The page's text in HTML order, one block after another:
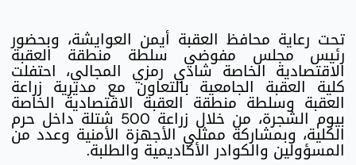
تحت رعاية محافظ العقبة أيمن العوايشة، وبحضور
رئيس مجلس مفوضي سلطة منطقة العقبة
الاقتصادية الخاصة شادي رمزي المجالي، احتفلت
كلية العقبة الجامعية بالتعاون مع مديرية زراعة
العقبة وسلطة منطقة العقبة الاقتصادية الخاصة
بيوم الشجرة، من خلال زراعة 500 شتلة داخل حرم
الكلية، وبمشاركة ممثلي الأجهزة الأمنية وعدد من
المسؤولين والكوادر الأكاديمية والطلبة.